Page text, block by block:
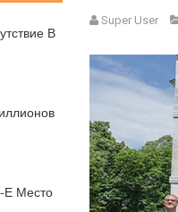
Super User
В
Е Место